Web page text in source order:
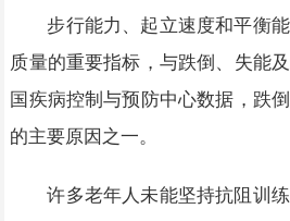
步行能力、起立速度和平衡
质量的重要指标，与跌倒、失能
国疾病控制与预防中心数据，跌
的主要原因之一。
许多老年人未能坚持抗阻训